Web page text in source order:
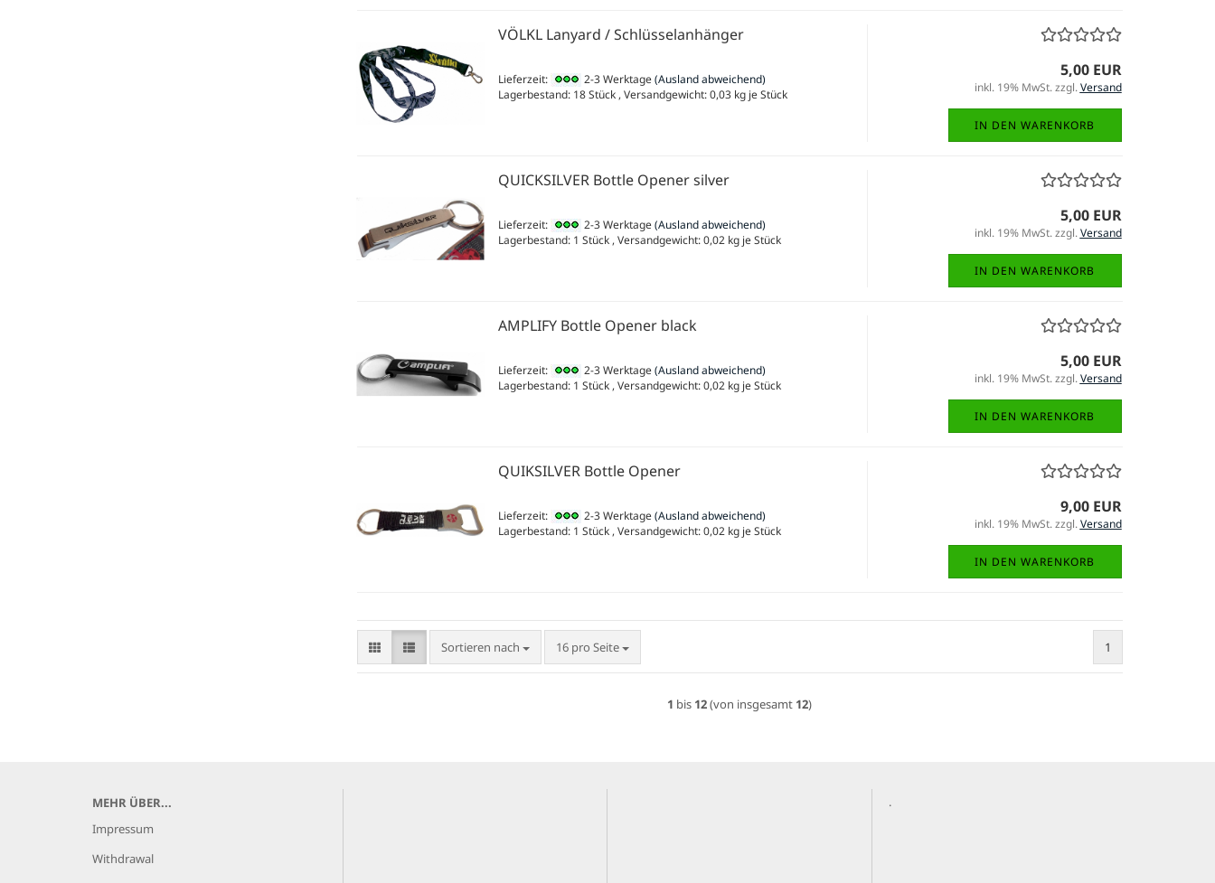
VÖLKL Lanyard / Schlüsselanhänger
Lieferzeit: 2-3 Werktage (Ausland abweichend)
Lagerbestand: 18 Stück , Versandgewicht:0,03kg je Stück
5,00 EUR
inkl. 19% MwSt. zzgl.Versand
IN DEN WARENKORB
QUICKSILVER Bottle Opener silver
Lieferzeit: 2-3 Werktage (Ausland abweichend)
Lagerbestand: 1 Stück , Versandgewicht:0,02kg je Stück
5,00 EUR
inkl. 19% MwSt. zzgl.Versand
IN DEN WARENKORB
AMPLIFY Bottle Opener black
Lieferzeit: 2-3 Werktage (Ausland abweichend)
Lagerbestand: 1 Stück , Versandgewicht:0,02kg je Stück
5,00 EUR
inkl. 19% MwSt. zzgl.Versand
IN DEN WARENKORB
QUIKSILVER Bottle Opener
Lieferzeit: 2-3 Werktage (Ausland abweichend)
Lagerbestand: 1 Stück , Versandgewicht:0,02kg je Stück
9,00 EUR
inkl. 19% MwSt. zzgl.Versand
IN DEN WARENKORB
Sortieren nach
Sortieren nach 16 pro Seite
pro Seite 1
1 bis 12(von insgesamt 12)
MEHR ÜBER...
Impressum
Withdrawal
.